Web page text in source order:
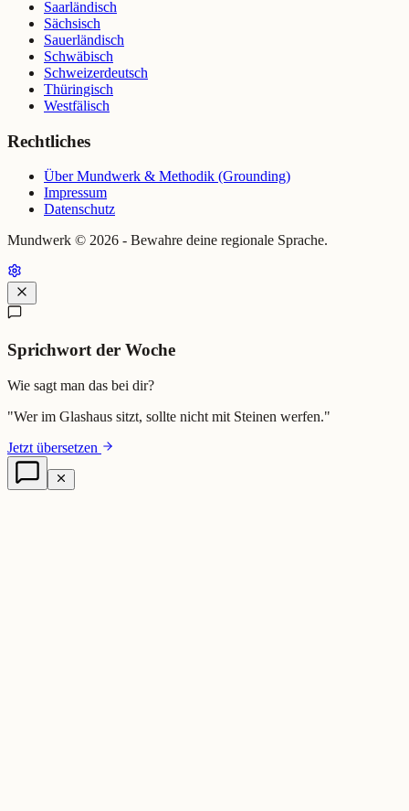
Saarländisch
Sächsisch
Sauerländisch
Schwäbisch
Schweizerdeutsch
Thüringisch
Westfälisch
Rechtliches
Über Mundwerk & Methodik (Grounding)
Impressum
Datenschutz
Mundwerk © 2026 - Bewahre deine regionale Sprache.
Sprichwort der Woche
Wie sagt man das bei dir?
"Wer im Glashaus sitzt, sollte nicht mit Steinen werfen."
Jetzt übersetzen